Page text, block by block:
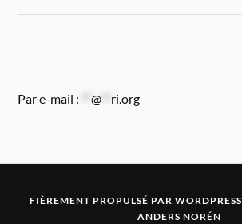
Par e-mail : **@ ri.org
FIÈREMENT PROPULSÉ PAR WORDPRESS
ANDERS NORÉN